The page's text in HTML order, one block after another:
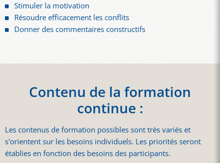
Stimuler la motivation
Résoudre efficacement les conflits
Donner des commentaires constructifs
Contenu de la formation
continue :
Les contenus de formation possibles sont très variés et
s'orientent sur les besoins individuels. Les priorités seront
établies en fonction des besoins des participants.